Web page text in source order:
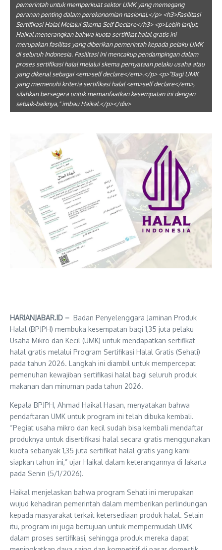
pemerintah untuk memperkuat sektor UMK yang memegang
peranan penting dalam perekonomian nasional.</p> <h3>Fasilitasi
Sertifikasi Halal Melalui Skema Self Declare</h3> <p>Lebih lanjut,
Haikal menerangkan bahwa kuota sertifikat halal gratis ini
merupakan fasilitas yang diberikan pemerintah kepada pelaku UMK
di seluruh Indonesia. Fasilitasi ini mencakup pendampingan dalam
proses sertifikasi halal melalui skema pernyataan pelaku usaha atau
yang dikenal sebagai <em>self declare</em>.</p> <p>"Bagi UMK
yang memenuhi kriteria sertifikasi halal <em>self declare</em>,
silahkan bersegera untuk memanfaatkan kesempatan ini dengan
sebaik-baiknya," imbau Haikal.</p></div>
HARIANJABAR.ID – Badan Penyelenggara Jaminan Produk
Halal (BPJPH) membuka kesempatan bagi 1,35 juta pelaku
Usaha Mikro dan Kecil (UMK) untuk mendapatkan sertifikat
halal gratis melalui Program Sertifikasi Halal Gratis (Sehati)
pada tahun 2026. Langkah ini diambil untuk mempercepat
pemenuhan kewajiban sertifikasi halal bagi seluruh produk
makanan dan minuman pada tahun 2026.
Kepala BPJPH, Ahmad Haikal Hasan, menyatakan bahwa
pendaftaran UMK untuk program ini telah dibuka kembali.
“Pegiat usaha mikro dan kecil sudah bisa kembali mendaftar
produknya untuk disertifikasi halal secara gratis menggunakan
kuota sebanyak 1,35 juta sertifikat halal gratis yang kami
siapkan tahun ini,” ujar Haikal dalam keterangannya di Jakarta
pada Senin (5/1/2026).
Haikal menjelaskan bahwa program Sehati ini merupakan
wujud kehadiran pemerintah dalam memberikan perlindungan
kepada masyarakat terkait ketersediaan produk halal. Selain
itu, program ini juga bertujuan untuk mempermudah UMK
dalam proses sertifikasi, sehingga produk mereka dapat